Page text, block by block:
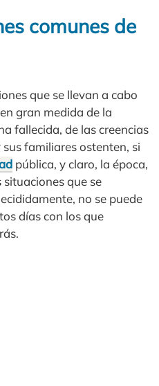
comunes de
que se llevan a cabo
gran medida de la
fallecida, de las creencias
familiares ostenten, si
pública, y claro, la época,
que se
no se puede
días con los que